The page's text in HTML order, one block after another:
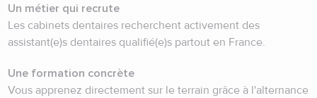
Un métier qui recrute
Les cabinets dentaires recherchent activement des
assistant(e)s dentaires qualifié(e)s partout en France.
Une formation concrète
Vous apprenez directement sur le terrain grâce à l'alternance